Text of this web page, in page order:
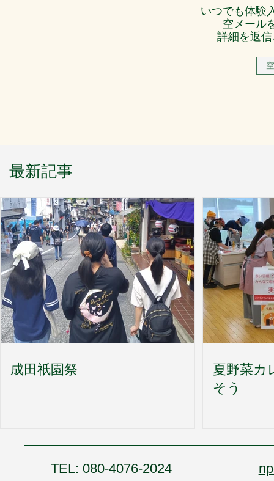
いつでも体験
空メール
詳細を返
最新記事
成田祇園祭
夏野菜カ
そう
TEL: 080-4076-2024